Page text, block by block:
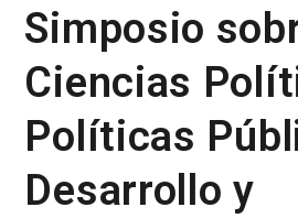
Simposio
Ciencias
Políticas
Desarrollo y